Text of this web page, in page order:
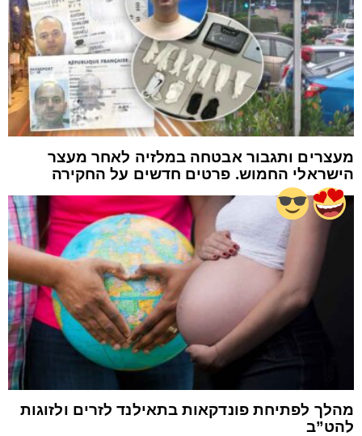
מעצרים ותגבור אבטחה במלזיה לאחר מעצר
הישראלי החמוש. פרטים חדשים על החקירה
מהלך לפתיחת פונדקאות בתאילנד לזרים ולזוגות
להט”ב